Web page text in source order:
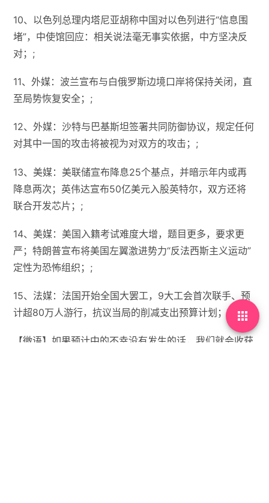
10、以色列总理内塔尼亚胡称中国对以色列进行“信息围
堵”，中使馆回应：相关说法毫无事实依据，中方坚决反
对；;
11、外媒：波兰宣布与白俄罗斯边境口岸将保持关闭，直
至局势恢复安全；;
12、外媒：沙特与巴基斯坦签署共同防御协议，规定任何
对其中一国的攻击将被视为对双方的攻击；;
13、美媒：美联储宣布降息25个基点，并暗示​​年内或再
降息两次​​；英伟达宣布50亿美元入股英特尔​​，双方还将​​
联合开发芯片；;
14、美媒：美国入籍考试难度大增，题目更多，要求更
严；特朗普宣布将美国左翼激进势力“反法西斯主义运动”
定性为恐怖组织；;
15、法媒：法国开始全国大罢工，9大工会首次联手、预
计超80万人游行，抗议当局的削减支出预算计划；;
【微语】如果预计中的不幸没有发生的话，我们就会收获
